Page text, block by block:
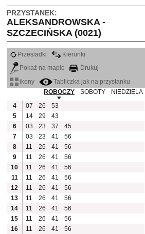
PRZYSTANEK:
ALEKSANDROWSKA -
SZCZECIŃSKA (0021)
Przesiadki
Kierunki
Pokaż na mapie
Drukuj
ikony
Tabliczka jak na przystanku
ROBOCZY
SOBOTY
NIEDZIELA
4
07 26
53
5
14 29
43
6
03 23 37
45
7
03 23 41
56
8
11 26 41
56
9
11 26 41
56
10
11 26 41
56
11
11 26 41
56
12
11 26 41
56
13
11 26 41
56
14
11 26 41
56
15
11 26 41
56
16
11 26 41 56